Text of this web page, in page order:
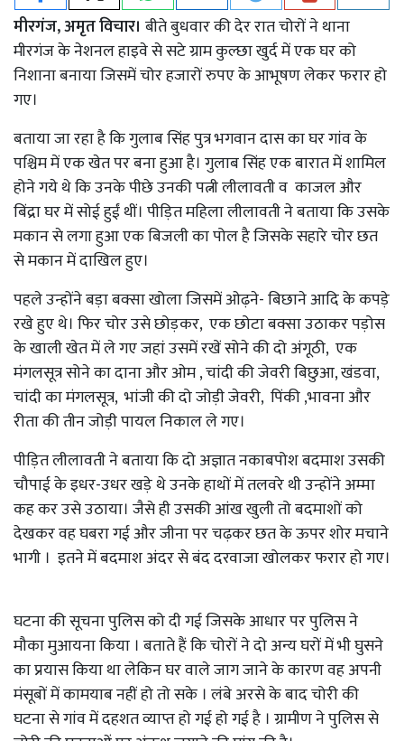
मीरगंज, अमृत विचार। बीते बुधवार की देर रात चोरों ने थाना
मीरगंज के नेशनल हाइवे से सटे ग्राम कुल्छा खुर्द में एक घर को
निशाना बनाया जिसमें चोर हजारों रुपए के आभूषण लेकर फरार हो
गए।
बताया जा रहा है कि गुलाब सिंह पुत्र भगवान दास का घर गांव के
पश्चिम में एक खेत पर बना हुआ है। गुलाब सिंह एक बारात में शामिल
होने गये थे कि उनके पीछे उनकी पत्नी लीलावती व काजल और
बिंद्रा घर में सोई हुईं थीं। पीड़ित महिला लीलावती ने बताया कि उसके
मकान से लगा हुआ एक बिजली का पोल है जिसके सहारे चोर छत
से मकान में दाखिल हुए।
पहले उन्होंने बड़ा बक्सा खोला जिसमें ओढ़ने- बिछाने आदि के कपड़े
रखे हुए थे। फिर चोर उसे छोड़कर, एक छोटा बक्सा उठाकर पड़ोस
के खाली खेत में ले गए जहां उसमें रखें सोने की दो अंगूठी, एक
मंगलसूत्र सोने का दाना और ओम , चांदी की जेवरी बिछुआ, खंडवा,
चांदी का मंगलसूत्र, भांजी की दो जोड़ी जेवरी, पिंकी ,भावना और
रीता की तीन जोड़ी पायल निकाल ले गए।
पीड़ित लीलावती ने बताया कि दो अज्ञात नकाबपोश बदमाश उसकी
चौपाई के इधर-उधर खड़े थे उनके हाथों में तलवरे थी उन्होंने अम्मा
कह कर उसे उठाया। जैसे ही उसकी आंख खुली तो बदमाशों को
देखकर वह घबरा गई और जीना पर चढ़कर छत के ऊपर शोर मचाने
भागी । इतने में बदमाश अंदर से बंद दरवाजा खोलकर फरार हो गए।
घटना की सूचना पुलिस को दी गई जिसके आधार पर पुलिस ने
मौका मुआयना किया । बताते हैं कि चोरों ने दो अन्य घरों में भी घुसने
का प्रयास किया था लेकिन घर वाले जाग जाने के कारण वह अपनी
मंसूबों में कामयाब नहीं हो तो सके । लंबे अरसे के बाद चोरी की
घटना से गांव में दहशत व्याप्त हो गई हो गई है । ग्रामीण ने पुलिस से